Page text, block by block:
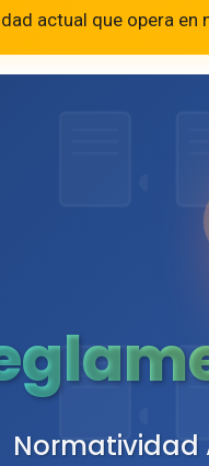
actual que opera en
Normatividad